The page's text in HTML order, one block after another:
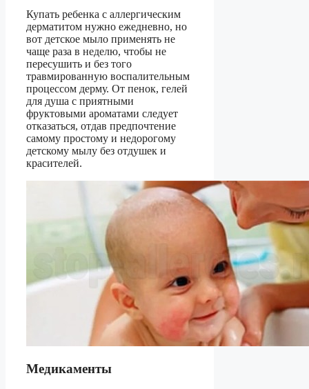
Купать ребенка с аллергическим
дерматитом нужно ежедневно, но
вот детское мыло применять не
чаще раза в неделю, чтобы не
пересушить и без того
травмированную воспалительным
процессом дерму. От пенок, гелей
для душа с приятными
фруктовыми ароматами следует
отказаться, отдав предпочтение
самому простому и недорогому
детскому мылу без отдушек и
красителей.
Медикаменты